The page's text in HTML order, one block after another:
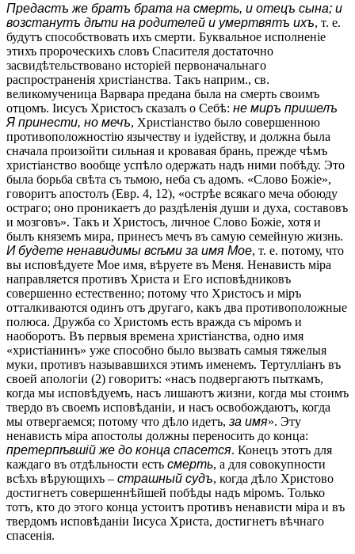
Предастъ же братъ брата на смерть, и отецъ сына; и
возстанутъ дѣти на родителей и умертвятъ ихъ, т. е.
будутъ способствовать ихъ смерти. Буквальное исполненіе
этихъ пророческихъ словъ Спасителя достаточно
засвидѣтельствовано исторіей первоначальнаго
распространенія христіанства. Такъ наприм., св.
великомученица Варвара предана была на смерть своимъ
отцомъ. Іисусъ Христосъ сказалъ о Себѣ: не миръ пришелъ
Я принести, но мечъ, Христіанство было совершенною
противоположностію язычеству и іудейству, и должна была
сначала произойти сильная и кровавая брань, прежде чѣмъ
христіанство вообще успѣло одержать надъ ними побѣду. Это
была борьба свѣта съ тьмою, неба съ адомъ. «Слово Божіе»,
говоритъ апостолъ (Евр. 4, 12), «острѣе всякаго меча обоюду
остраго; оно проникаетъ до раздѣленія души и духа, составовъ
и мозговъ». Такъ и Христосъ, личное Слово Божіе, хотя и
былъ княземъ мира, принесъ мечъ въ самую семейную жизнь.
И будете ненавидимы всѣми за имя Мое, т. е. потому, что
вы исповѣдуете Мое имя, вѣруете въ Меня. Ненависть міра
направляется противъ Христа и Его исповѣдниковъ
совершенно естественно; потому что Христосъ и міръ
отталкиваются одинъ отъ другаго, какъ два противоположные
полюса. Дружба со Христомъ есть вражда съ міромъ и
наоборотъ. Въ первыя времена христіанства, одно имя
«христіанинъ» уже способно было вызвать самыя тяжелыя
муки, противъ называвшихся этимъ именемъ. Тертулліанъ въ
своей апологіи (2) говоритъ: «насъ подвергаютъ пыткамъ,
когда мы исповѣдуемъ, насъ лишаютъ жизни, когда мы стоимъ
твердо въ своемъ исповѣданіи, и насъ освобождаютъ, когда
мы отвергаемся; потому что дѣло идетъ, за имя». Эту
ненависть міра апостолы должны переносить до конца:
претерпѣвшій же до конца спасется. Конецъ этотъ для
каждаго въ отдѣльности есть смерть, а для совокупности
всѣхъ вѣрующихъ – страшный судъ, когда дѣло Христово
достигнетъ совершеннѣйшей побѣды надъ міромъ. Только
тотъ, кто до этого конца устоитъ противъ ненависти міра и въ
твердомъ исповѣданіи Іисуса Христа, достигнетъ вѣчнаго
спасенія.